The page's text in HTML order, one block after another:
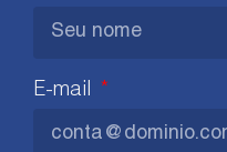
E-mail